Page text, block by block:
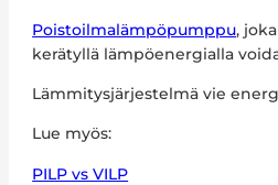
Poistoilmalämpöpumppu,
kerätyllä lämpöenergialla
Lämmitysjärjestelmä vie
Lue myös:
PILP vs VILP